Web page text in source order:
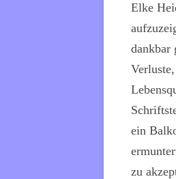
Elke
dankbar
ein
zu